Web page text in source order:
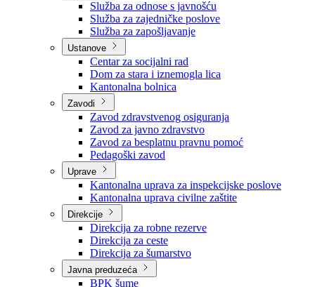
Službe
Služba za odnose s javnošću
Služba za zajedničke poslove
Služba za zapošljavanje
Ustanove
Centar za socijalni rad
Dom za stara i iznemogla lica
Kantonalna bolnica
Zavodi
Zavod zdravstvenog osiguranja
Zavod za javno zdravstvo
Zavod za besplatnu pravnu pomoć
Pedagoški zavod
Uprave
Kantonalna uprava za inspekcijske poslove
Kantonalna uprava civilne zaštite
Direkcije
Direkcija za robne rezerve
Direkcija za ceste